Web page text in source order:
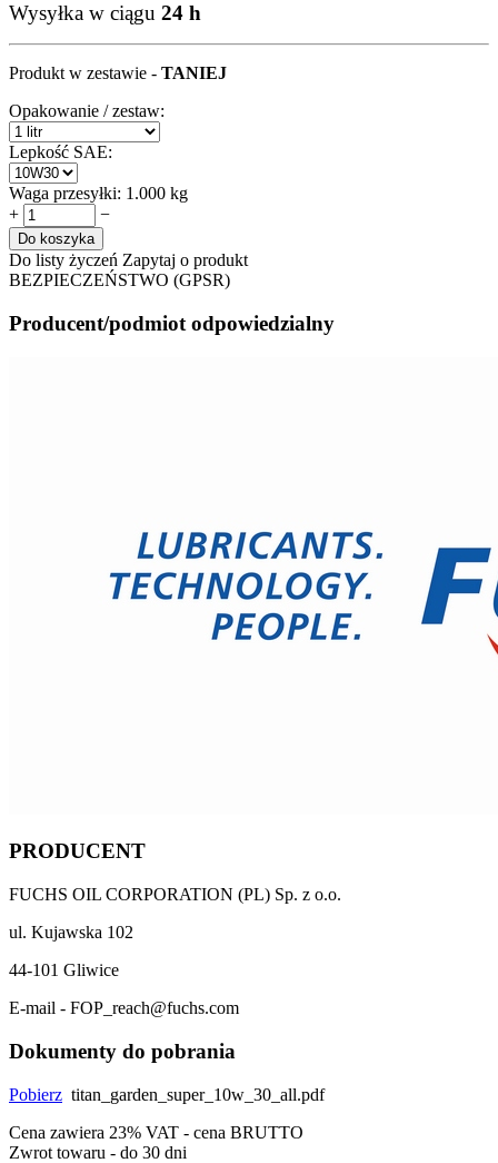
Wysyłka w ciągu 24 h
Produkt w zestawie - TANIEJ
Opakowanie / zestaw:
Lepkość SAE:
Waga przesyłki: 1.000 kg
+
−
Do koszyka
Do listy życzeń Zapytaj o produkt
BEZPIECZEŃSTWO (GPSR)
Producent/podmiot odpowiedzialny
PRODUCENT
FUCHS OIL CORPORATION (PL) Sp. z o.o.
ul. Kujawska 102
44-101 Gliwice
E-mail - FOP_reach@fuchs.com
Dokumenty do pobrania
Pobierz titan_garden_super_10w_30_all.pdf
Cena zawiera 23% VAT - cena BRUTTO
Zwrot towaru - do 30 dni